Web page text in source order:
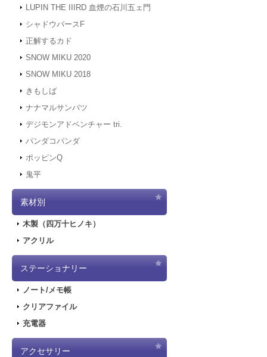
LUPIN THE IIIRD 血煙の石川五ェ門
シャドウバースF
正解するカド
SNOW MIKU 2020
SNOW MIKU 2018
きもしば
ナナマルサンバツ
デジモンアドベンチャー tri.
パンダコパンダ
ポッピンQ
鬼平
素材別
木製（四万十ヒノキ）
アクリル
ステーショナリー
ノート/メモ帳
クリアファイル
充電器
アクセサリー